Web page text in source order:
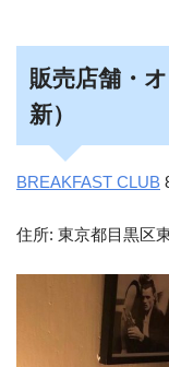
販売店舗・
新）
BREAKFAST CLUB
住所: 東京都目黒区